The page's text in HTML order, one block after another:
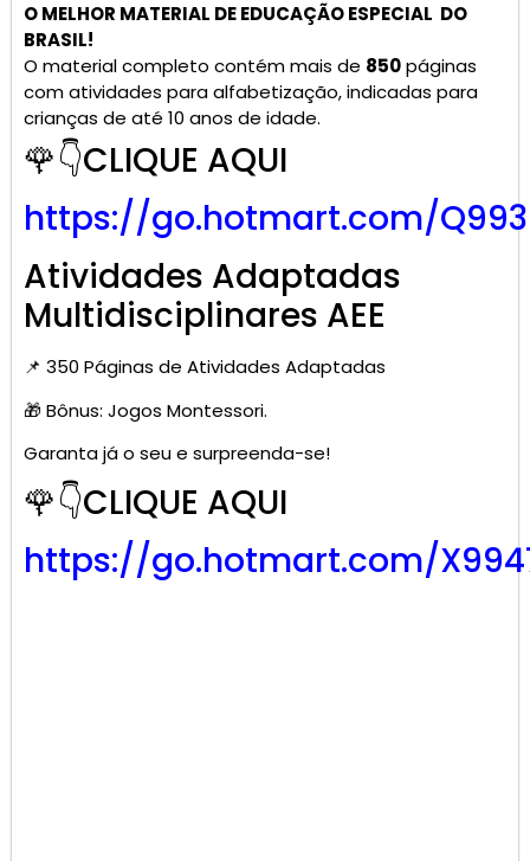
O MELHOR MATERIAL DEEDUCAÇÃO ESPECIAL DO
BRASIL!
O material completo contém mais de 850páginas
com atividades para alfabetização, indicadas para
crianças de até 10 anos de idade.
🌹👇CLIQUE AQUI
https://go.hotmart.com/
Atividades Adaptadas
Multidisciplinares AEE
📌 350 Páginas de Atividades Adaptadas
🎁 Bônus: Jogos Montessori.
Garanta já o seu e surpreenda-se!
🌹👇CLIQUE AQUI
https://go.hotmart.com/